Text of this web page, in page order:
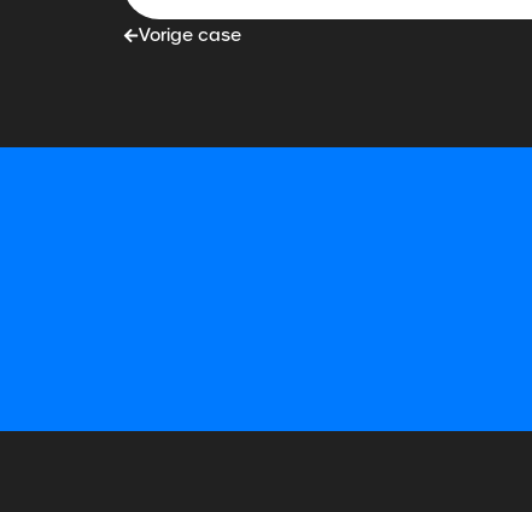
Vorige case